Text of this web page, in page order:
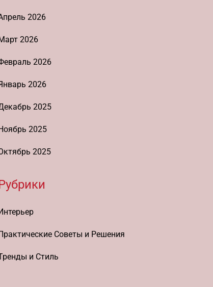
2026
2026
2026
2026
2025
2025
2025
Советы и Решения
и Стиль